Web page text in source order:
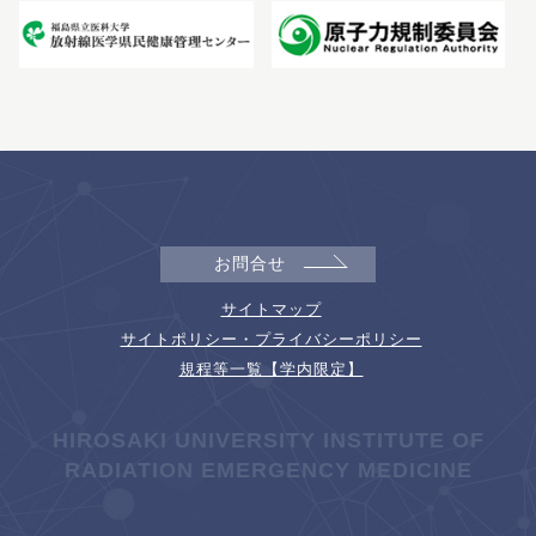
お問合せ
サイトマップ
サイトポリシー・プライバシーポリシー
規程等一覧【学内限定】
HIROSAKI UNIVERSITY INSTITUTE OF
RADIATION EMERGENCY MEDICINE